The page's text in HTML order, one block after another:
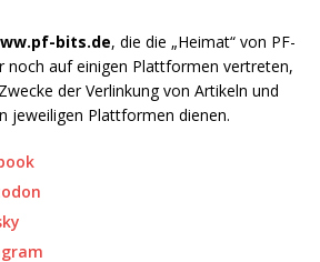
bits.de, die die „Heimat“ von PF-
noch auf einigen Plattformen vertreten,
der Verlinkung von Artikeln und
jeweiligen Plattformen dienen.